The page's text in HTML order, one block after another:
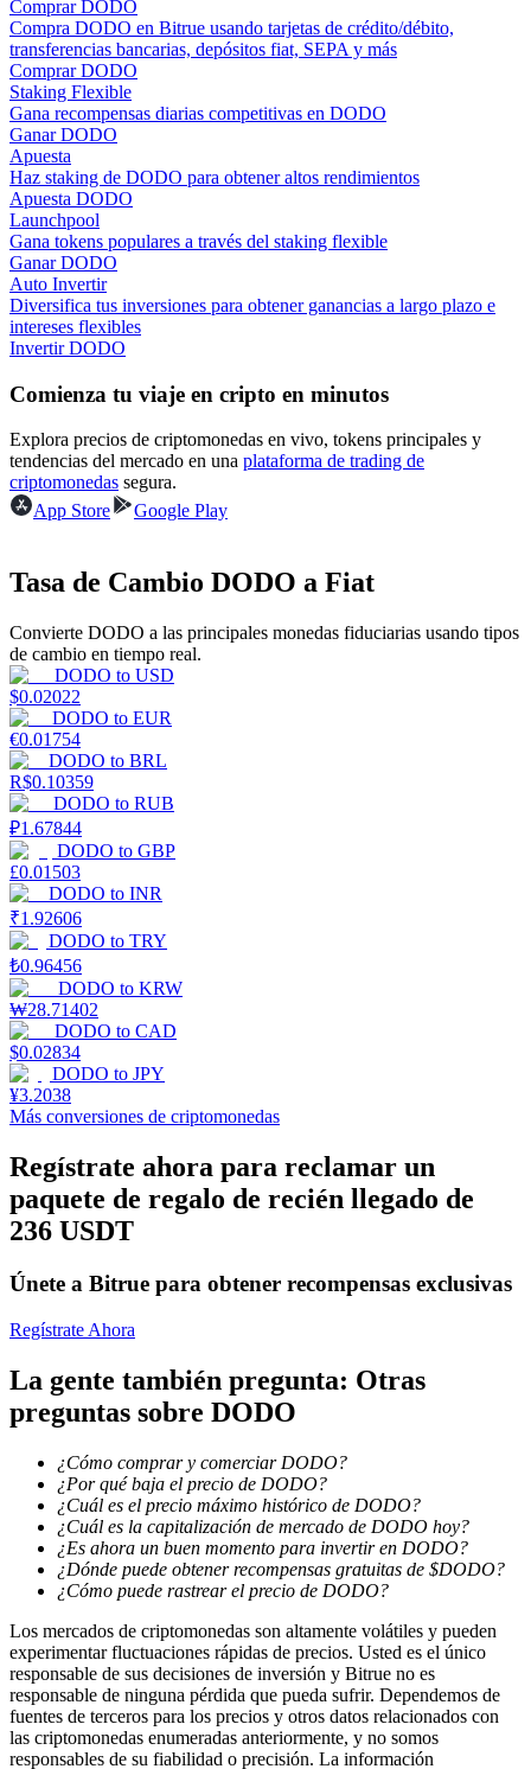
Aprenda cómo mantenerse rentable
Earn
Power Piggy
Staking
Alta rentabilidad y acceso instantáneo
Launchpool
Participación flexible para ganar tokens populares
Bloqueos BTR
Inversiones exclusivas para titulares de BTR
Servicio de préstamos respaldado por criptomonedas
Comprar DODO
Compra DODO en Bitrue usando tarjetas de crédito/débito,
transferencias bancarias, depósitos fiat, SEPA y más
Comprar DODO
Staking Flexible
Gana recompensas diarias competitivas en DODO
Ganar DODO
Apuesta
Haz staking de DODO para obtener altos rendimientos
Apuesta DODO
Launchpool
Gana tokens populares a través del staking flexible
Ganar DODO
Auto Invertir
Diversifica tus inversiones para obtener ganancias a largo plazo e
intereses flexibles
Invertir DODO
Comienza tu viaje en cripto en minutos
Explora precios de criptomonedas en vivo, tokens principales y
tendencias del mercado en una plataforma de trading de
criptomonedas segura.
App Store
Google Play
Tasa de Cambio DODO a Fiat
Convierte DODO a las principales monedas fiduciarias usando tipos
de cambio en tiempo real.
DODO to USD
$0.02022
DODO to EUR
€0.01754
DODO to BRL
R$0.10359
DODO to RUB
₽1.67844
DODO to GBP
£0.01503
DODO to INR
₹1.92606
DODO to TRY
₺0.96456
DODO to KRW
₩28.71402
DODO to CAD
$0.02834
DODO to JPY
¥3.2038
Más conversiones de criptomonedas
Regístrate ahora para reclamar un
paquete de regalo de recién llegado de
236 USDT
Únete a Bitrue para obtener recompensas exclusivas
Regístrate Ahora
La gente también pregunta: Otras
preguntas sobre DODO
¿Cómo comprar y comerciar DODO?
¿Por qué baja el precio de DODO?
¿Cuál es el precio máximo histórico de DODO?
¿Cuál es la capitalización de mercado de DODO hoy?
¿Es ahora un buen momento para invertir en DODO?
¿Dónde puede obtener recompensas gratuitas de $DODO?
¿Cómo puede rastrear el precio de DODO?
Los mercados de criptomonedas son altamente volátiles y pueden
experimentar fluctuaciones rápidas de precios. Usted es el único
responsable de sus decisiones de inversión y Bitrue no es
responsable de ninguna pérdida que pueda sufrir. Dependemos de
fuentes de terceros para los precios y otros datos relacionados con
las criptomonedas enumeradas anteriormente, y no somos
responsables de su fiabilidad o precisión. La información